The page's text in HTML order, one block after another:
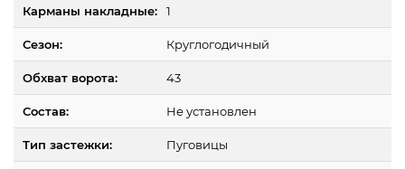
Карманы накладные: 1
Сезон: Круглогодичный
Обхват ворота: 43
Состав: Не установлен
Тип застежки: Пуговицы